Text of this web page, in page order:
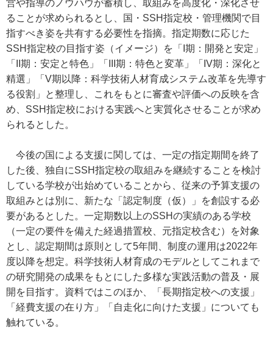
営や指導のノウハウが蓄積し、取組みを高度化・深化させ
ることが求められるとし、国・SSH指定校・管理機関で目
指すべき姿を共有する必要性を指摘。指定期数に応じた
SSH指定校の目指す姿（イメージ）を「I期：開発と安定」
「II期：安定と特色」「III期：特色と変革」「IV期：深化と
精選」「V期以降：科学技術人材育成システム改革を先導す
る役割」と整理し、これをもとに審査や評価への反映を含
め、SSH指定校における実践へと実質化させることが求め
られるとした。
今後の国による支援に関しては、一定の指定期間を終了
した後、独自にSSH指定校の取組みを継続することを検討
している学校が出始めていることから、従来の予算支援の
取組みとは別に、新たな「認定制度（仮）」を創設する必
要があるとした。一定期数以上のSSHの実績のある学校
（一定の要件を備えた経過措置校、元指定校含む）を対象
とし、認定期間は原則として5年間、制度の運用は2022年
度以降を想定。科学技術人材育成のモデルとしてこれまで
の研究開発の成果をもとにした多様な実践活動の普及・展
開を目指す。資料ではこのほか、「長期指定校への支援」
「経費支援の在り方」「自走化に向けた支援」についても
触れている。